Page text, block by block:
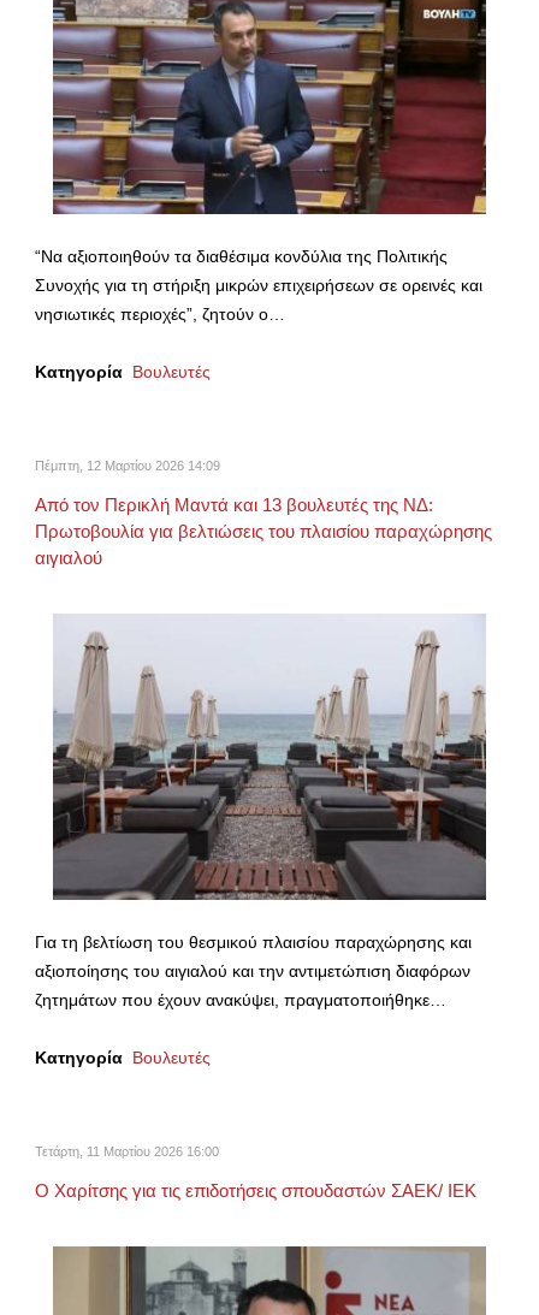
“Να αξιοποιηθούν τα διαθέσιμα κονδύλια της Πολιτικής
Συνοχής για τη στήριξη μικρών επιχειρήσεων σε ορεινές και
νησιωτικές περιοχές”, ζητούν ο…
Κατηγορία Βουλευτές
Πέμπτη, 12 Μαρτίου 2026 14:09
Από τον Περικλή Μαντά και 13 βουλευτές της ΝΔ:
Πρωτοβουλία για βελτιώσεις του πλαισίου παραχώρησης
αιγιαλού
Για τη βελτίωση του θεσμικού πλαισίου παραχώρησης και
αξιοποίησης του αιγιαλού και την αντιμετώπιση διαφόρων
ζητημάτων που έχουν ανακύψει, πραγματοποιήθηκε…
Κατηγορία Βουλευτές
Τετάρτη, 11 Μαρτίου 2026 16:00
Ο Χαρίτσης για τις επιδοτήσεις σπουδαστών ΣΑΕΚ/ ΙΕΚ